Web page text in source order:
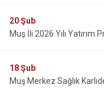
20Şub
Muş İli 2026 Yılı Yatırım
18Şub
Muş Merkez Sağlık